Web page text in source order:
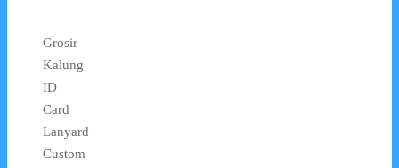
Grosir
Kalung
ID
Card
Lanyard
Custom